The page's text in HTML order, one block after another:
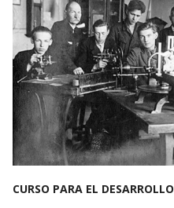
CURSO PARA EL DESARROLLO